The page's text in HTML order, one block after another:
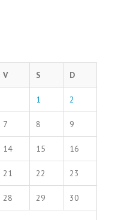
V S D
1 2
7 8 9
14 15 16
21 22 23
28 29 30